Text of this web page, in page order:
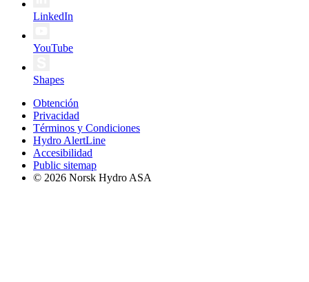
LinkedIn
YouTube
Shapes
Obtención
Privacidad
Términos y Condiciones
Hydro AlertLine
Accesibilidad
Public sitemap
© 2026 Norsk Hydro ASA